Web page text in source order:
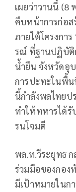
เผยว่าวานนี้ (8
คืบหน้าการก่อ
ภายใต้โครงกา
รณ์ ที่ฐานปฏิบัติ
น้ำยืน จังหวัดอุ
การปะทะในพื้
นี้กำลังพลไทยป
ทำให้ทหารได้รั
รนโจมตี
พล.ท.วีระยุทธ ก
ร่วมมือของกอง
มีเป้าหมายในก